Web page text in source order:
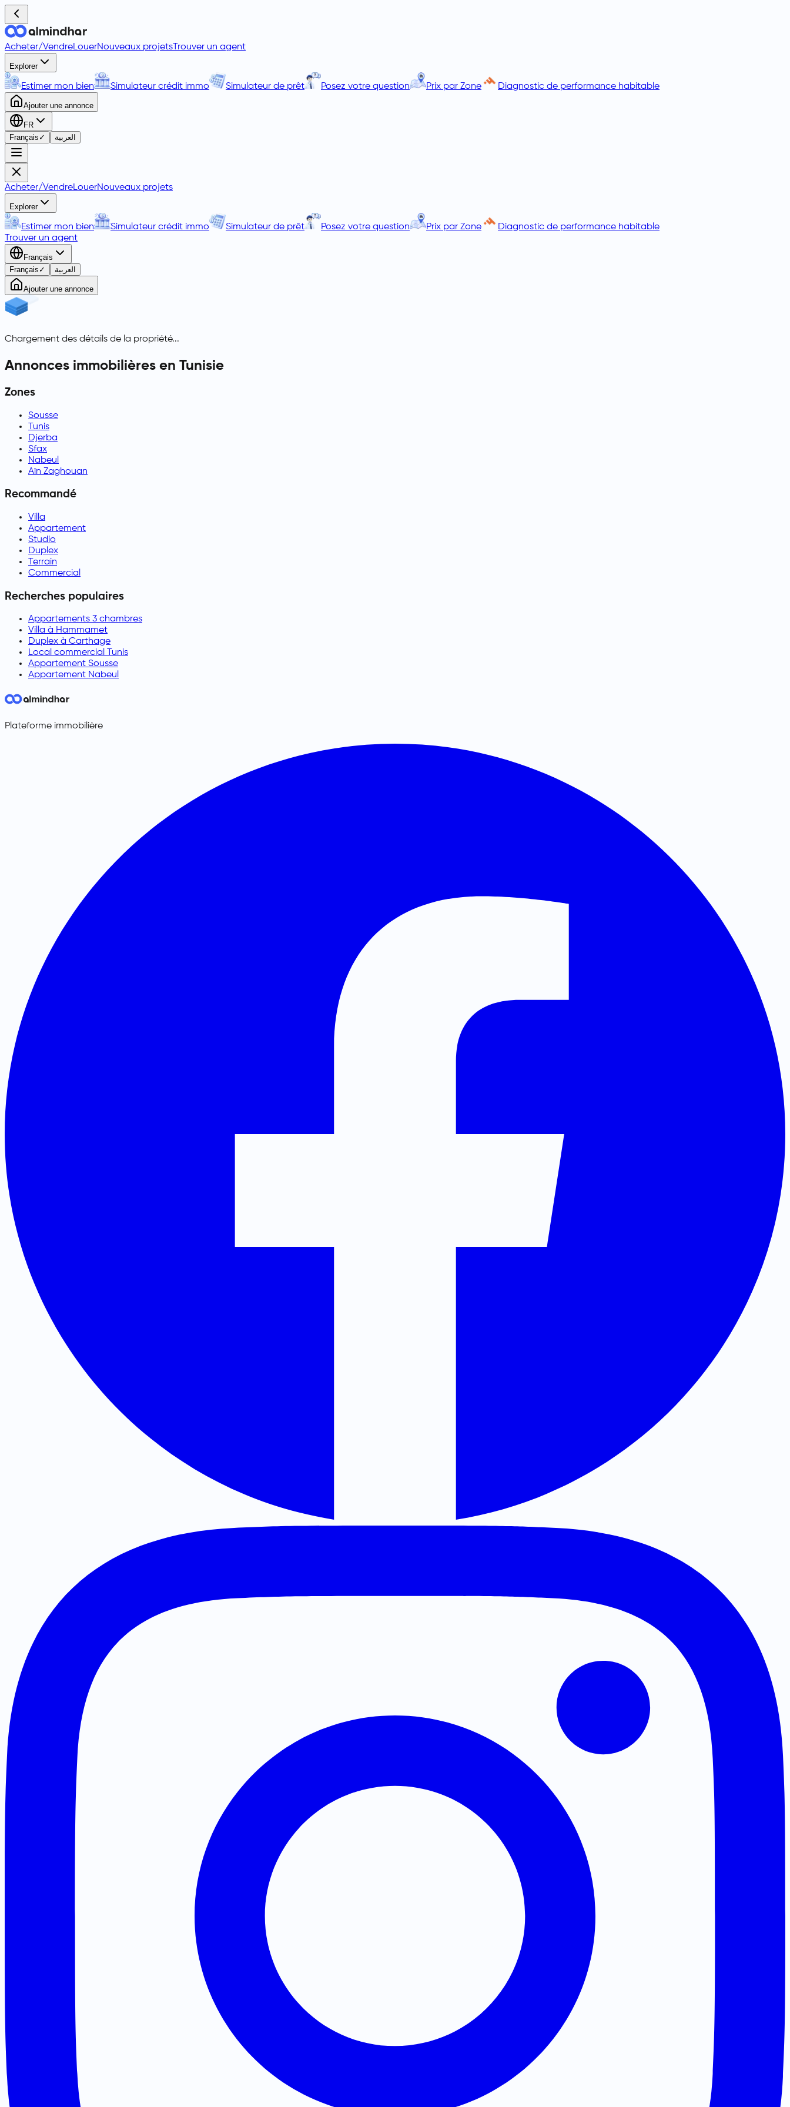
Acheter/VendreLouerNouveaux projets Trouver un agent
Explorer
Estimer mon bien Simulateur crédit immo Simulateur de prêt Posez votre question Prix par Zone Diagnostic de performance habitable
Ajouter une annonce
FR
Français ✓ العربية
Acheter/VendreLouerNouveaux projets
Explorer
Estimer mon bien Simulateur crédit immo Simulateur de prêt Posez votre question Prix par Zone
Diagnostic de performance habitable
Trouver un agent
Français
Français ✓ العربية
Ajouter une annonce
Chargement des détails de la propriété...
Annonces immobilières en Tunisie
Zones
Sousse
Tunis
Djerba
Sfax
Nabeul
Aïn Zaghouan
Recommandé
Villa
Appartement
Studio
Duplex
Terrain
Commercial
Recherches populaires
Appartements 3 chambres
Villa à Hammamet
Duplex à Carthage
Local commercial Tunis
Appartement Sousse
Appartement Nabeul
Plateforme immobilière